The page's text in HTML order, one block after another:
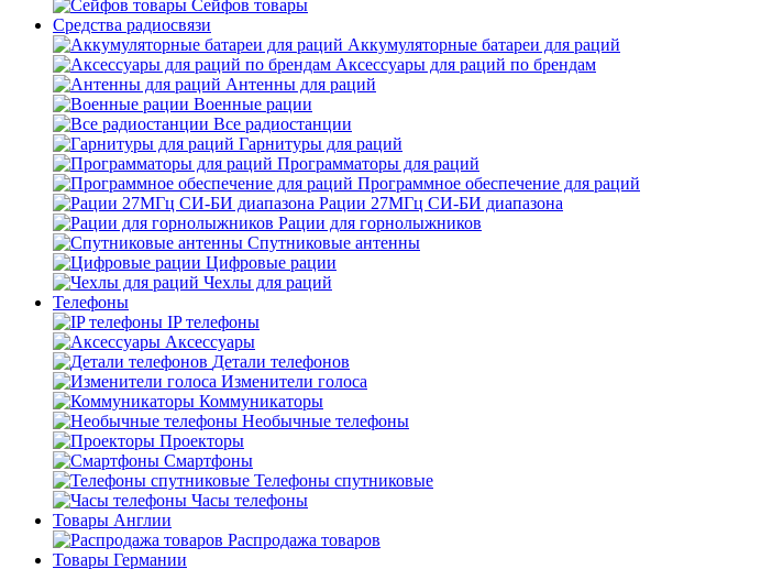
Сейфов товары
Средства радиосвязи
Аккумуляторные батареи для раций
Аксессуары для раций по брендам
Антенны для раций
Военные рации
Все радиостанции
Гарнитуры для раций
Программаторы для раций
Программное обеспечение для раций
Рации 27МГц СИ-БИ диапазона
Рации для горнолыжников
Спутниковые антенны
Цифровые рации
Чехлы для раций
Телефоны
IP телефоны
Аксессуары
Детали телефонов
Изменители голоса
Коммуникаторы
Необычные телефоны
Проекторы
Смартфоны
Телефоны спутниковые
Часы телефоны
Товары Англии
Распродажа товаров
Товары Германии